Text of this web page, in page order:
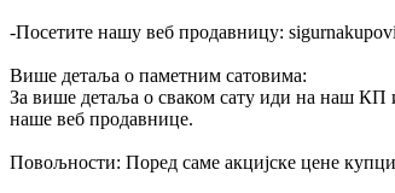
-Посетите нашу веб продавницу:
Више детаља о паметним сатовима:
За више детаља о сваком сату иди на наш КП
наше веб продавнице.
Повољности: Поред саме акцијске цене